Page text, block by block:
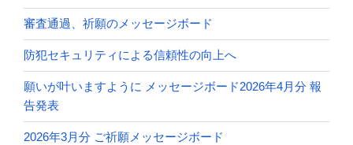
審査通過、祈願のメッセージボード
防犯セキュリティによる信頼性の向上へ
願いが叶いますように メッセージボード2026年4月分 報
告発表
2026年3月分 ご祈願メッセージボード